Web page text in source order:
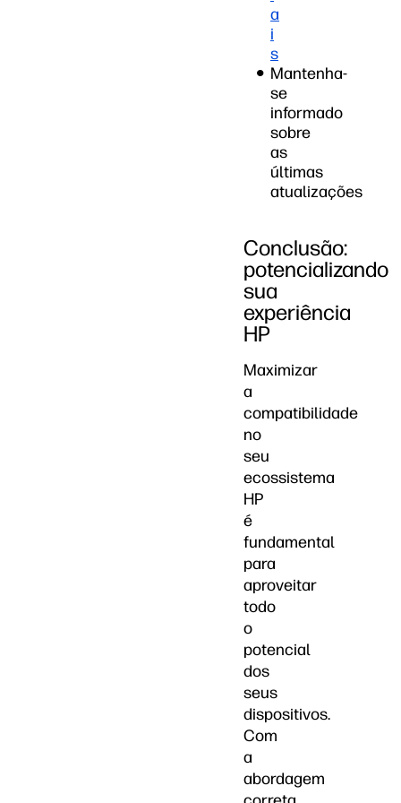
a
i
s
Mantenha-
se
informado
sobre
as
últimas
atualizações
Conclusão:
potencializando
sua
experiência
HP
Maximizar
a
compatibilidade
no
seu
ecossistema
HP
é
fundamental
para
aproveitar
todo
o
potencial
dos
seus
dispositivos.
Com
a
abordagem